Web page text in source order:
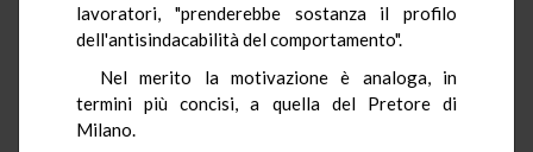
lavoratori, "prenderebbe sostanza il profilo
dell'antisindacabilità del comportamento".
Nel merito la motivazione è analoga, in
termini più concisi, a quella del Pretore di
Milano.